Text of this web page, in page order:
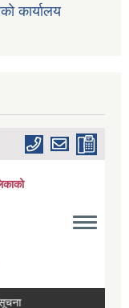
कार्यालय